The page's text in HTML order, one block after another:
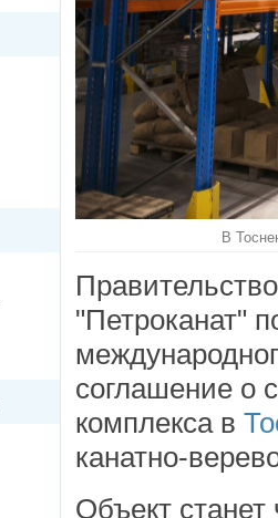
В
"Петроканат"
соглашение о
комплекса в
канатно-
Объект